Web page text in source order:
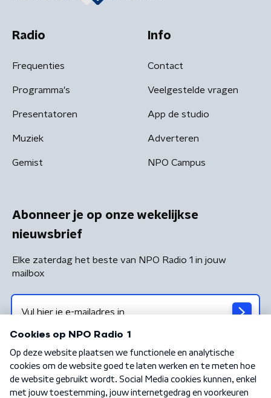
Radio
Frequenties
Programma's
Presentatoren
Muziek
Gemist
Info
Contact
Veelgestelde vragen
App de studio
Adverteren
NPO Campus
Abonneer je op onze wekelijkse
nieuwsbrief
Elke zaterdag het beste van NPO Radio 1 in jouw
mailbox
Algemene voorwaarden Privacybeleid